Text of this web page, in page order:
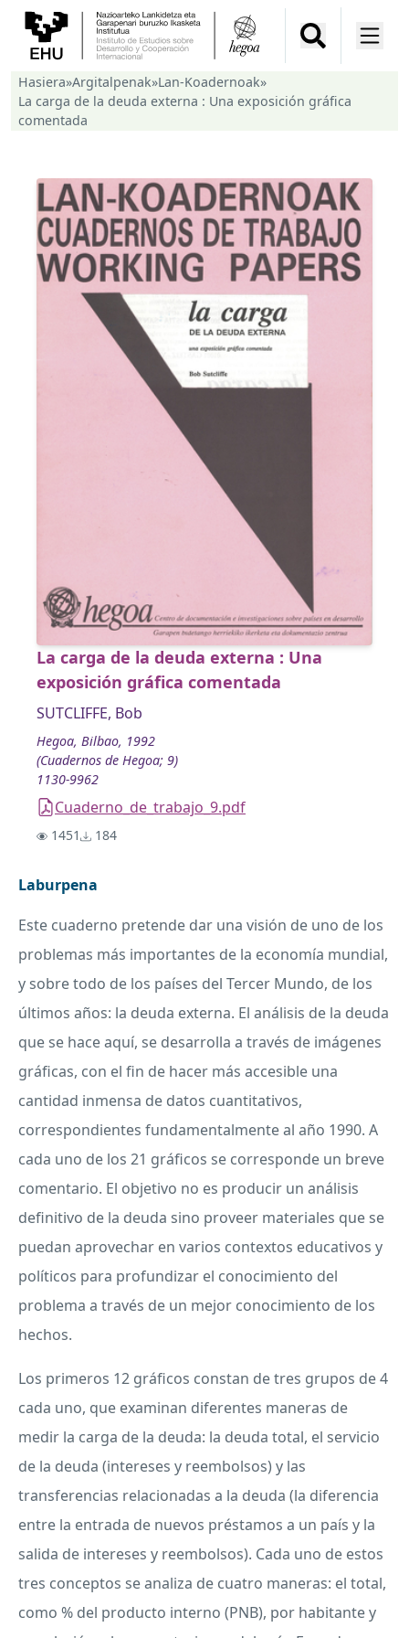
Hasiera»Argitalpenak»Lan-Koadernoak»
La carga de la deuda externa : Una exposición gráfica
comentada
La carga de la deuda externa : Una
exposición gráfica comentada
SUTCLIFFE, Bob
Hegoa, Bilbao, 1992
(Cuadernos de Hegoa; 9)
1130-9962
Cuaderno_de_trabajo_9.pdf
1451 184
Laburpena
Este cuaderno pretende dar una visión de uno de los
problemas más importantes de la economía mundial,
y sobre todo de los países del Tercer Mundo, de los
últimos años: la deuda externa. El análisis de la deuda
que se hace aquí, se desarrolla a través de imágenes
gráficas, con el fin de hacer más accesible una
cantidad inmensa de datos cuantitativos,
correspondientes fundamentalmente al año 1990. A
cada uno de los 21 gráficos se corresponde un breve
comentario. El objetivo no es producir un análisis
definitivo de la deuda sino proveer materiales que se
puedan aprovechar en varios contextos educativos y
políticos para profundizar el conocimiento del
problema a través de un mejor conocimiento de los
hechos.
Los primeros 12 gráficos constan de tres grupos de 4
cada uno, que examinan diferentes maneras de
medir la carga de la deuda: la deuda total, el servicio
de la deuda (intereses y reembolsos) y las
transferencias relacionadas a la deuda (la diferencia
entre la entrada de nuevos préstamos a un país y la
salida de intereses y reembolsos). Cada uno de estos
tres conceptos se analiza de cuatro maneras: el total,
como % del producto interno (PNB), por habitante y